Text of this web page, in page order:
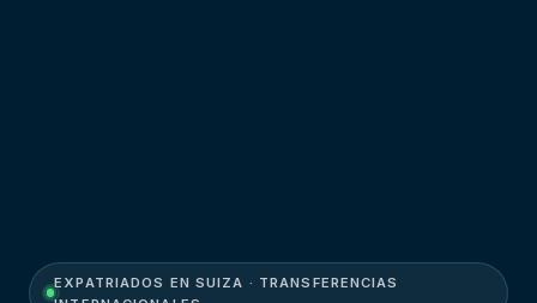
EXPATRIADOS EN SUIZA · TRANSFERENCIAS